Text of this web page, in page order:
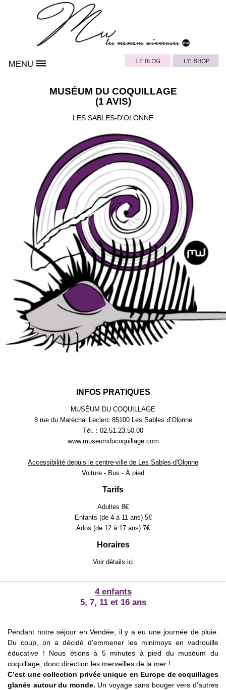
MUSÉUM DU COQUILLAGE
(1 AVIS)
LES SABLES-D'OLONNE
INFOS PRATIQUES
MUSÉUM DU COQUILLAGE
8 rue du Maréchal Leclerc 85100 Les Sables d’Olonne
Tél. : 02.51.23.50.00
www.museumducoquillage.com
Accessibilité depuis le centre-ville de Les Sables-d'Olonne
Voiture - Bus - À pied
Tarifs
Adultes 8€
Enfants (de 4 à 11 ans) 5€
Ados (de 12 à 17 ans) 7€
Horaires
Voir détails ici
4 enfants
5, 7, 11 et 16 ans
Pendant notre séjour en Vendée, il y a eu une journée de pluie.
Du coup, on a décidé d’emmener les minimoys en vadrouille
éducative ! Nous étions à 5 minutes à pied du muséum du
coquillage, donc direction les merveilles de la mer !
C’est une collection privée unique en Europe de coquillages
glanés autour du monde. Un voyage sans bouger vers d’autres